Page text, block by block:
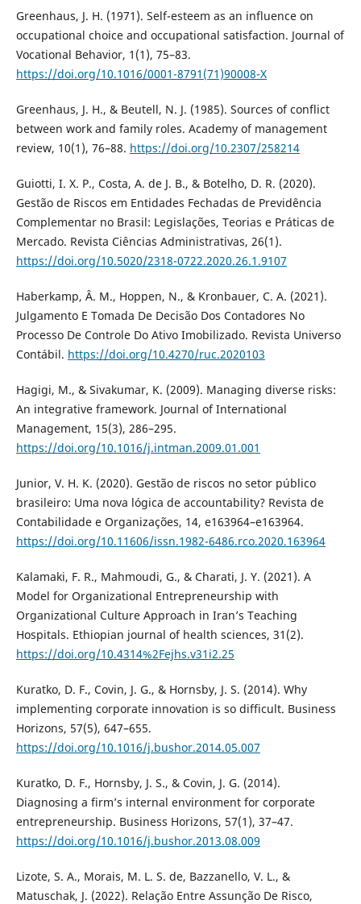
Greenhaus, J. H. (1971). Self-esteem as an influence on
occupational choice and occupational satisfaction. Journal of
Vocational Behavior, 1(1), 75–83.
https://doi.org/10.1016/0001-8791(71)90008-X
Greenhaus, J. H., & Beutell, N. J. (1985). Sources of conflict
between work and family roles. Academy of management
review, 10(1), 76–88. https://doi.org/10.2307/258214
Guiotti, I. X. P., Costa, A. de J. B., & Botelho, D. R. (2020).
Gestão de Riscos em Entidades Fechadas de Previdência
Complementar no Brasil: Legislações, Teorias e Práticas de
Mercado. Revista Ciências Administrativas, 26(1).
https://doi.org/10.5020/2318-0722.2020.26.1.9107
Haberkamp, Â. M., Hoppen, N., & Kronbauer, C. A. (2021).
Julgamento E Tomada De Decisão Dos Contadores No
Processo De Controle Do Ativo Imobilizado. Revista Universo
Contábil. https://doi.org/10.4270/ruc.2020103
Hagigi, M., & Sivakumar, K. (2009). Managing diverse risks:
An integrative framework. Journal of International
Management, 15(3), 286–295.
https://doi.org/10.1016/j.intman.2009.01.001
Junior, V. H. K. (2020). Gestão de riscos no setor público
brasileiro: Uma nova lógica de accountability? Revista de
Contabilidade e Organizações, 14, e163964–e163964.
https://doi.org/10.11606/issn.1982-6486.rco.2020.163964
Kalamaki, F. R., Mahmoudi, G., & Charati, J. Y. (2021). A
Model for Organizational Entrepreneurship with
Organizational Culture Approach in Iran’s Teaching
Hospitals. Ethiopian journal of health sciences, 31(2).
https://doi.org/10.4314%2Fejhs.v31i2.25
Kuratko, D. F., Covin, J. G., & Hornsby, J. S. (2014). Why
implementing corporate innovation is so difficult. Business
Horizons, 57(5), 647–655.
https://doi.org/10.1016/j.bushor.2014.05.007
Kuratko, D. F., Hornsby, J. S., & Covin, J. G. (2014).
Diagnosing a firm’s internal environment for corporate
entrepreneurship. Business Horizons, 57(1), 37–47.
https://doi.org/10.1016/j.bushor.2013.08.009
Lizote, S. A., Morais, M. L. S. de, Bazzanello, V. L., &
Matuschak, J. (2022). Relação Entre Assunção De Risco,